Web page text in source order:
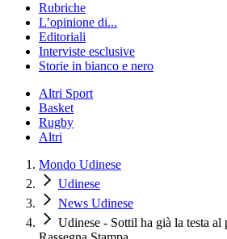
Rubriche
L’opinione di...
Editoriali
Interviste esclusive
Storie in bianco e nero
Altri Sport
Basket
Rugby
Altri
Mondo Udinese
Udinese
News Udinese
Udinese - Sottil ha già la testa